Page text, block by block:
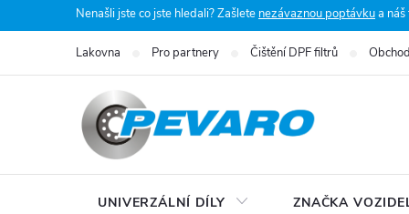
na
Nenašli jste co jste hledali? Zašlete nezávaznou poptávkua
Lakovna Pro partnery Čištění DPF filtrů
UNIVERZÁLNÍ DÍLY ZNAČKA